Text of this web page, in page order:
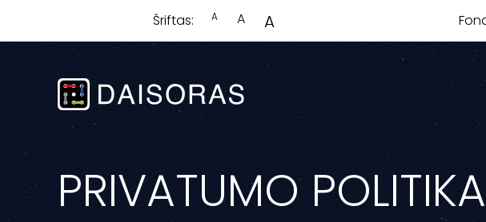
Šriftas: A A A
PRIVATUMO POLITIKA